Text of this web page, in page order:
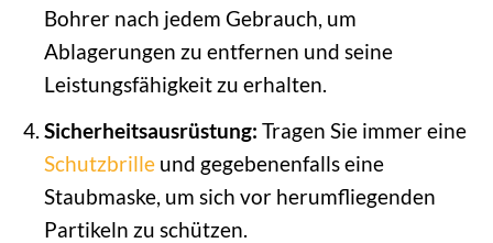
Bohrer nach jedem Gebrauch, um
Ablagerungen zu entfernen und seine
Leistungsfähigkeit zu erhalten.
Sicherheitsausrüstung: Tragen Sie immer eine
Schutzbrilleund gegebenenfalls eine
Staubmaske, um sich vor herumfliegenden
Partikeln zu schützen.